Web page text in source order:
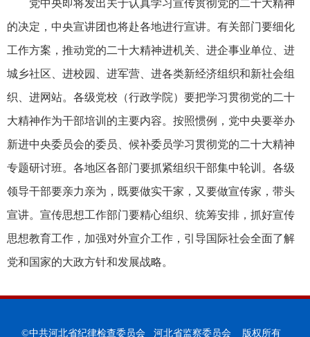
党中央即将发出关于认真学习宣传贯彻党的二十大精神
的决定，中央宣讲团也将赴各地进行宣讲。有关部门要细化
工作方案，推动党的二十大精神进机关、进企事业单位、进
城乡社区、进校园、进军营、进各类新经济组织和新社会组
织、进网站。各级党校（行政学院）要把学习贯彻党的二十
大精神作为干部培训的主要内容。按照惯例，党中央要举办
新进中央委员会的委员、候补委员学习贯彻党的二十大精神
专题研讨班。各地区各部门要抓紧组织干部集中轮训。各级
领导干部要亲力亲为，既要做实干家，又要做宣传家，带头
宣讲。宣传思想工作部门要精心组织、统筹安排，抓好宣传
思想教育工作，加强对外宣介工作，引导国际社会全面了解
党和国家的大政方针和发展战略。
©中共河北省纪律检查委员会 河北省监察委员会 版权所有